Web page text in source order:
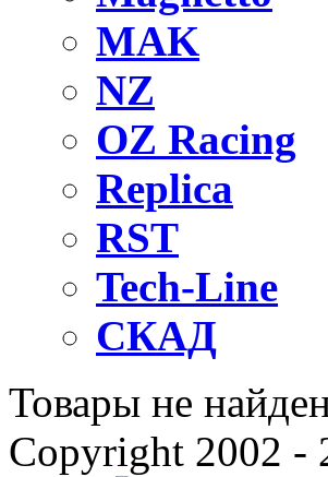
MAK
NZ
OZ Raсing
Replica
RST
Tech-Line
СКАД
Товары не
Copyright 2002 -